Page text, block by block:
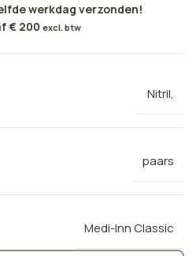
werkdag verzonden!
€ 200 excl. btw
Nitril,
paars
Medi-Inn Classic